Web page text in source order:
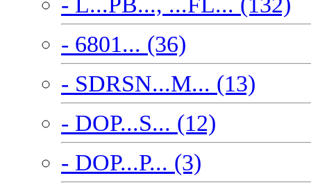
- 6801... (36)
- SDRSN...M... (13)
- DOP...S... (12)
- DOP...P... (3)